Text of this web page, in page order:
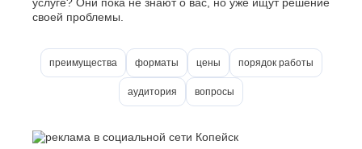
Бахчисарай
Березники
Благовещенск
Брянск
Великий
Новгород
Уренгой
Ноябрьск
О
Обнинск
Орел
своей проблемы.
преимущества форматы цены порядок работы
аудитория вопросы